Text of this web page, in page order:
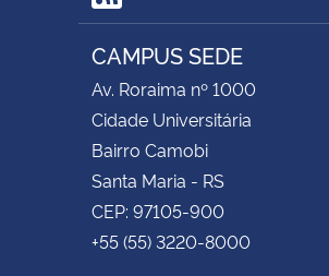
RSS
CAMPUS SEDE
Av. Roraima nº 1000
Cidade Universitária
Bairro Camobi
Santa Maria - RS
CEP: 97105-900
+55 (55) 3220-8000